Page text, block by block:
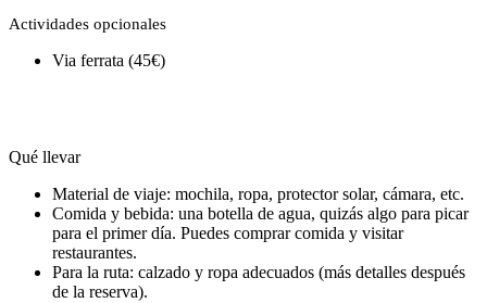
Actividades opcionales
Via ferrata (45€)
Qué llevar
Material de viaje: mochila, ropa, protector solar, cámara, etc.
Comida y bebida: una botella de agua, quizás algo para picar
para el primer día. Puedes comprar comida y visitar
restaurantes.
Para la ruta: calzado y ropa adecuados (más detalles después
de la reserva).